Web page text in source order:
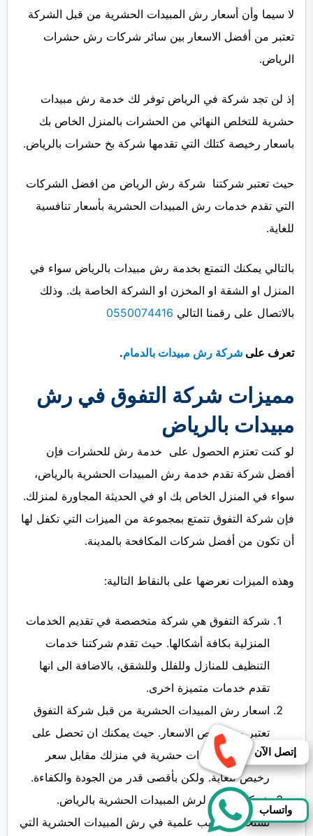
لا سيما وأن أسعار رش المبيدات الحشرية من قبل الشركة
تعتبر من أفضل الاسعار بين سائر شركات رش حشرات
الرياض.
إذ لن تجد شركة في الرياض توفر لك خدمة رش مبيدات
حشرية للتخلص النهائي من الحشرات بالمنزل الخاص بك
باسعار رخيصة كتلك التي تقدمها شركة بخ حشرات بالرياض.
حيث تعتبر شركتنا شركة رش الرياض من افضل الشركات
التي تقدم خدمات رش المبيدات الحشرية بأسعار تنافسية
للغاية.
بالتالي يمكنك التمتع بخدمة رش مبيدات بالرياض سواء في
المنزل او الشقة او المخزن او الشركة الخاصة بك. وذلك
بالاتصال على رقمنا التالي 0550074416
تعرف على شركة رش مبيدات بالدمام.
مميزات شركة التفوق في رش
مبيدات بالرياض
لو كنت تعتزم الحصول على خدمة رش للحشرات فإن
أفضل شركة تقدم خدمة رش المبيدات الحشرية بالرياض،
سواء في المنزل الخاص بك او في الحديثة المجاورة لمنزلك.
فإن شركة التفوق تتمتع بمجموعة من الميزات التي تكفل لها
أن تكون من أفضل شركات المكافحة بالمدينة.
وهذه الميزات نعرضها على بالنقاط التالية:
شركة التفوق هي شركة متخصصة في تقديم الخدمات
المنزلية بكافة أشكالها. حيث تقدم شركتنا خدمات
التنظيف للمنازل وللفلل وللشقق، بالاضافة الى انها
تقدم خدمات متميزة اخرى.
اسعار رش المبيدات الحشرية من قبل شركة التفوق
تعتبر من ارخص الاسعار. حيث يمكنك ان تحصل على
خدمة رش مبيدات حشرية في منزلك مقابل سعر
رخيص للغاية. ولكن بأقصى قدر من الجودة والكفاءة.
شركة التفوق لرش المبيدات الحشرية بالرياض.
تستخدم أساليب علمية في رش المبيدات الحشرية التي
إتصل الآن
واتساب